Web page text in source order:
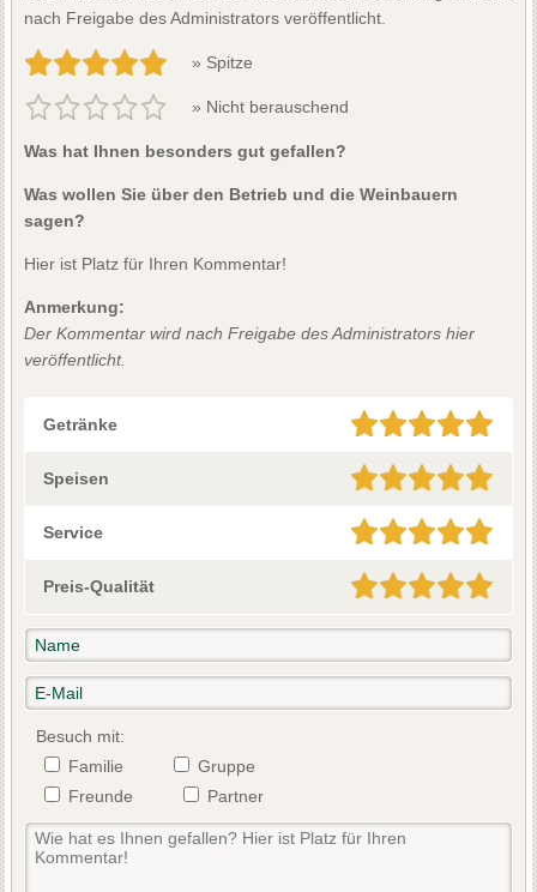
nach Freigabe des Administrators veröffentlicht.
» Spitze
» Nicht berauschend
Was hat Ihnen besonders gut gefallen?
Was wollen Sie über den Betrieb und die Weinbauern
sagen?
Hier ist Platz für Ihren Kommentar!
Anmerkung:
Der Kommentar wird nach Freigabe des Administrators hier
veröffentlicht.
Getränke
Speisen
Service
Preis-Qualität
Besuch mit:
Familie
Gruppe
Freunde
Partner